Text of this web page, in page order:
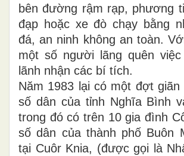
bên đường rậm rạp, phương
đạp hoặc xe đò chạy bằng
đá, an ninh không an toàn.
một số người lãng quên việc
lãnh nhận các bí tích.
Năm 1983 lại có một đợt giãn
số dân của tỉnh Nghĩa Bình
trong đó có trên 10 gia đình
số dân của thành phố Buôn
tại Cuôr Knia, (được gọi là